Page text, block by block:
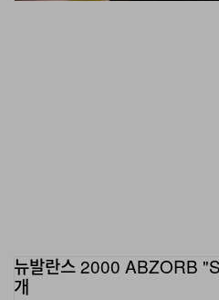
뉴발란스 2000 ABZORB
개